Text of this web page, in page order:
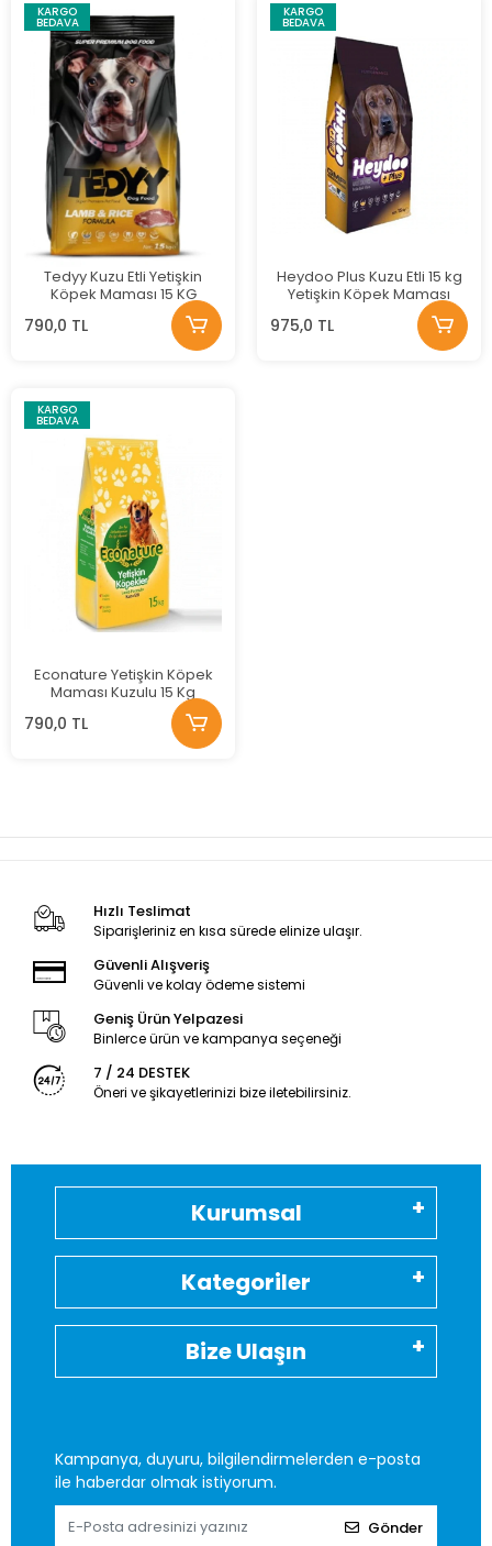
KARGO
BEDAVA
Tedyy Kuzu Etli Yetişkin
Köpek Maması 15 KG
790,0 TL
KARGO
BEDAVA
Heydoo Plus Kuzu Etli 15 kg
Yetişkin Köpek Maması
975,0 TL
KARGO
BEDAVA
Econature Yetişkin Köpek
Maması Kuzulu 15 Kg
790,0 TL
Hızlı Teslimat
Siparişleriniz en kısa sürede elinize ulaşır.
Güvenli Alışveriş
Güvenli ve kolay ödeme sistemi
Geniş Ürün Yelpazesi
Binlerce ürün ve kampanya seçeneği
7 / 24 DESTEK
Öneri ve şikayetlerinizi bize iletebilirsiniz.
Kurumsal
Kategoriler
Bize Ulaşın
Kampanya, duyuru, bilgilendirmelerden e-posta
ile haberdar olmak istiyorum.
Gönder